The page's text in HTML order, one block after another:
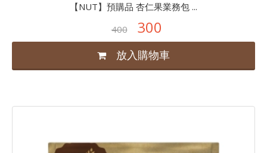
【NUT】預購品 杏仁果業務包 ...
400
300
放入購物車